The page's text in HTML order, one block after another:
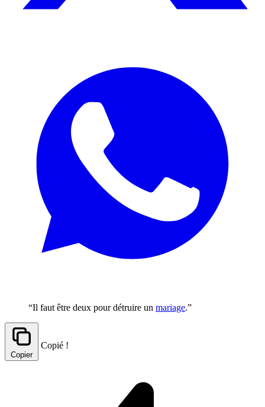
“Il faut être deux pour détruire un mariage.”
Copier
Copié !